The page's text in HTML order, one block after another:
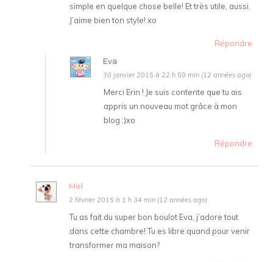
simple en quelque chose belle! Et très utile, aussi.
J’aime bien ton style! xo
Répondre
Eva
30 janvier 2015 à 22 h 50 min (12 années ago)
Merci Erin ! Je suis contente que tu ais
appris un nouveau mot grâce à mon
blog ;)xo
Répondre
Mel
2 février 2015 à 1 h 34 min (12 années ago)
Tu as fait du super bon boulot Eva, j’adore tout
dans cette chambre! Tu es libre quand pour venir
transformer ma maison?